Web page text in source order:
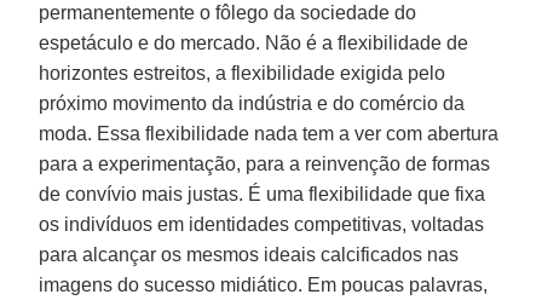
permanentemente o fôlego da sociedade do
espetáculo e do mercado. Não é a flexibilidade de
horizontes estreitos, a flexibilidade exigida pelo
próximo movimento da indústria e do comércio da
moda. Essa flexibilidade nada tem a ver com abertura
para a experimentação, para a reinvenção de formas
de convívio mais justas. É uma flexibilidade que fixa
os indivíduos em identidades competitivas, voltadas
para alcançar os mesmos ideais calcificados nas
imagens do sucesso midiático. Em poucas palavras,